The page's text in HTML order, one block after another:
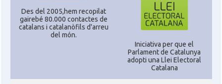
Des del 2005,hem recopilat
gairebé 80.000 contactes de
catalans i catalanòfils d'arreu
del món.
Iniciativa per que el
Parlament de Catalunya
adopti una Llei Electoral
Catalana